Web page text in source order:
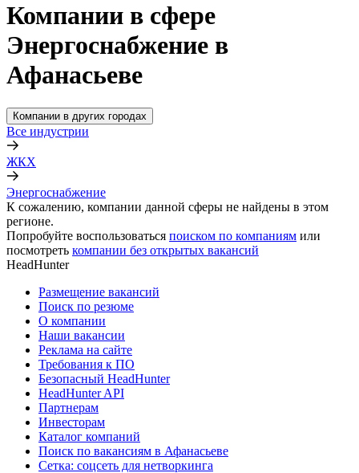
Компании в сфере
Энергоснабжение в
Афанасьеве
Компании в других городах
Все индустрии
ЖКХ
Энергоснабжение
К сожалению, компании данной сферы не найдены в этом
регионе.
Попробуйте воспользоваться поиском по компаниям или
посмотреть компании без открытых вакансий
HeadHunter
Размещение вакансий
Поиск по резюме
О компании
Наши вакансии
Реклама на сайте
Требования к ПО
Безопасный HeadHunter
HeadHunter API
Партнерам
Инвесторам
Каталог компаний
Поиск по вакансиям в Афанасьеве
Сетка: соцсеть для нетворкинга